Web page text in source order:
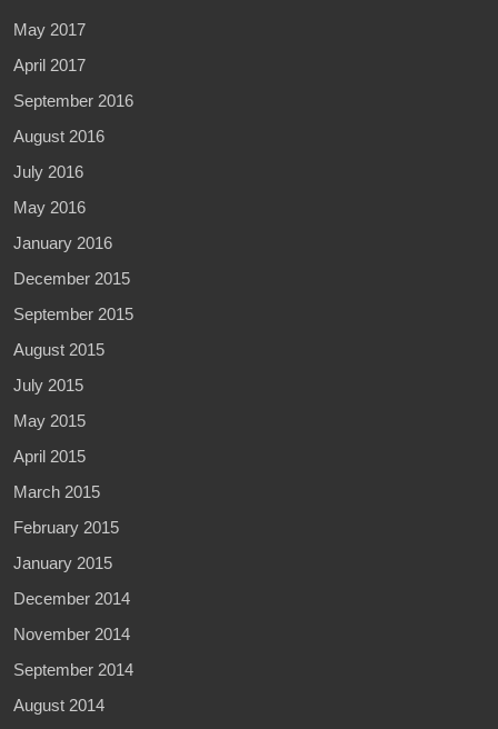
May 2017
April 2017
September 2016
August 2016
July 2016
May 2016
January 2016
December 2015
September 2015
August 2015
July 2015
May 2015
April 2015
March 2015
February 2015
January 2015
December 2014
November 2014
September 2014
August 2014